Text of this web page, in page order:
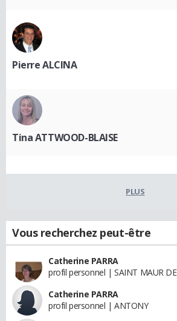
Pierre ALCINA
Tina ATTWOOD-BLAISE
PLUS
Vous recherchez peut-être
Catherine PARRA
profil personnel | SAINT MAUR
Catherine PARRA
profil personnel | ANTONY